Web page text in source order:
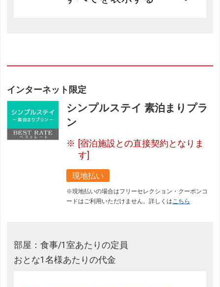
インターネット限定
シンプルステイ 素泊まりプラ
ン
[宿泊施設との直接契約となりま
す]
現地払い
※現地払いの場合はフリーセレクション・クーポンコ
ードはご利用いただけません。詳しくは こちら
部屋：食事/1室あたりの定員
おとな1名様あたりの代金